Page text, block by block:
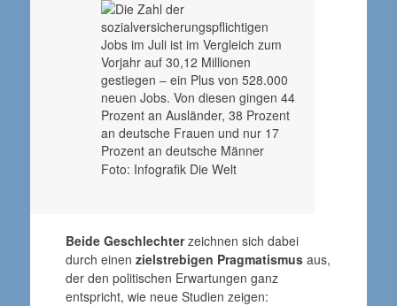
Foto: Infografik Die Welt
Beide Geschlechterzeichnen sich dabei
durch einen zielstrebigen Pragmatismusaus,
der den politischen Erwartungen ganz
entspricht, wie neue Studien zeigen: